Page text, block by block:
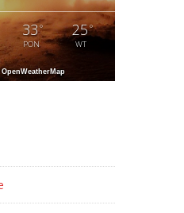
33°
PON
25°
WT